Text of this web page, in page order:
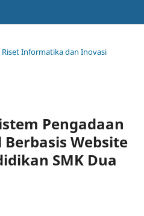
Riset Informatika dan Inovasi
Pengadaan
Website
SMK Dua